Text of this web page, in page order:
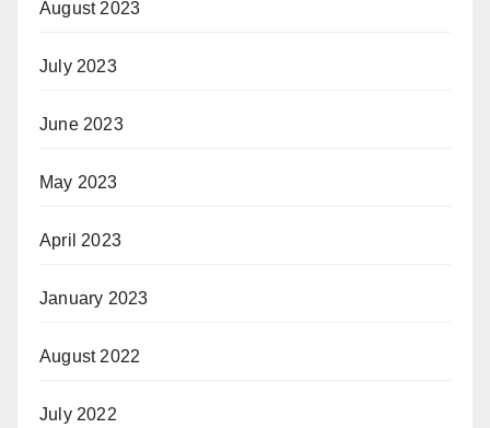
August 2023
July 2023
June 2023
May 2023
April 2023
January 2023
August 2022
July 2022